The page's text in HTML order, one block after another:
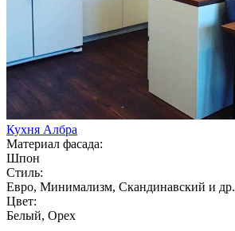
Кухня Албра
Материал фасада:
Шпон
Стиль:
Евро, Минимализм, Скандинавский и др.
Цвет:
Белый, Орех